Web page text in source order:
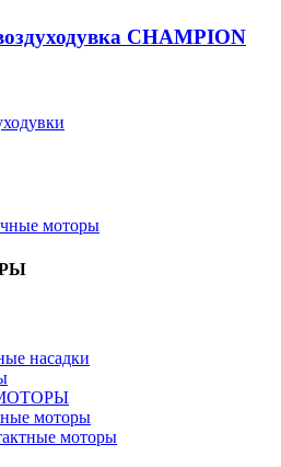
CHAMPION
моторы
насадки
моторы
моторы